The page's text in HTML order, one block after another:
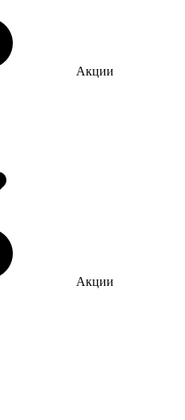
Акции
Акции